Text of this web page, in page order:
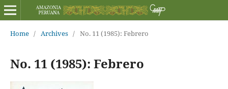
Home / Archives / No. 11 (1985): Febrero
No. 11 (1985): Febrero